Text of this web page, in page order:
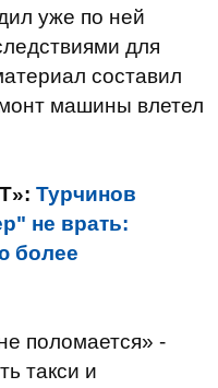
уже по ней
для
составил
машины влетел
Турчинов
не врать:
более
поломается» -
такси и